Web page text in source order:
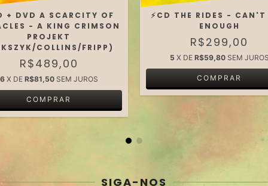
+ DVD A SCARCITY OF
- A KING CRIMSON
PROJEKT
COLLINS/FRIPP)
R$489,00
6 X DE R$81,50 SEM JUROS
⚡️CD THE RIDES - CAN'T
ENOUGH
R$299,00
5 X DE R$59,80 SEM JUROS
SIGA-NOS